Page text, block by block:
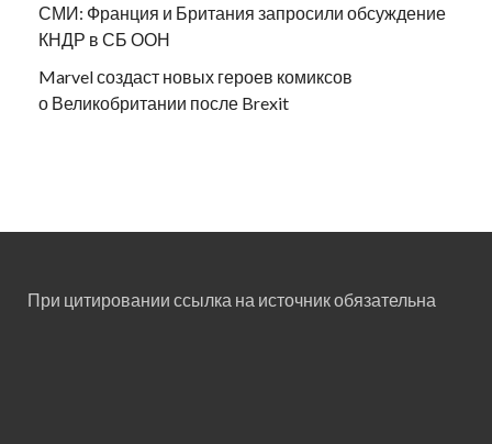
СМИ: Франция и Британия запросили обсуждение
КНДР в СБ ООН
Marvel создаст новых героев комиксов
о Великобритании после Brexit
При цитировании ссылка на источник обязательна